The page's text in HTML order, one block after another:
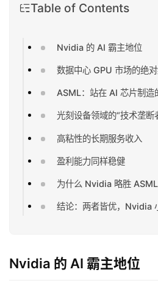
Table of Contents
Nvidia 的 AI 霸主地位
数据中心 GPU 市场的绝
ASML：站在 AI 芯片制造
光刻设备领域的“技术垄断
高粘性的长期服务收入
盈利能力同样稳健
为什么 Nvidia 略胜 ASML
结论：两者皆优，Nvidia
Nvidia 的 AI 霸主地位